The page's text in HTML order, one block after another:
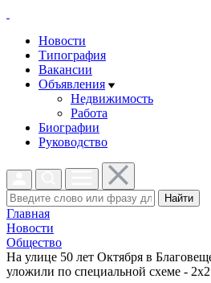
Новости
Типография
Вакансии
Объявления
Недвижимость
Работа
Биографии
Руководство
Найти
Главная
Новости
Общество
На улице 50 лет Октября в
уложили по специальной схеме -